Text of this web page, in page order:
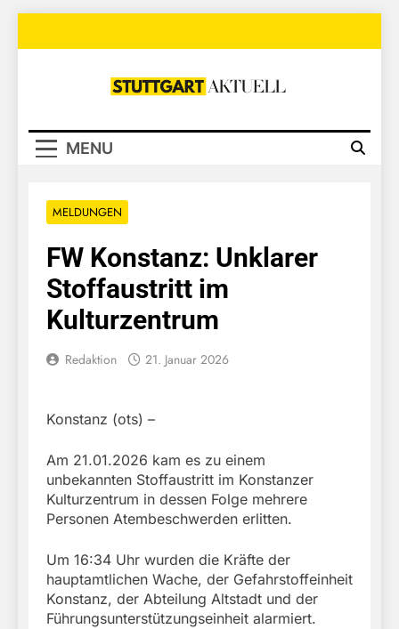
Stuttgart
MENU
MELDUNGEN
FW Konstanz: Unklarer
Stoffaustritt im
Kulturzentrum
Redaktion 21. Januar 2026
Konstanz (ots) –
Am 21.01.2026 kam es zu einem
unbekannten Stoffaustritt im Konstanzer
Kulturzentrum in dessen Folge mehrere
Personen Atembeschwerden erlitten.
Um 16:34 Uhr wurden die Kräfte der
hauptamtlichen Wache, der Gefahrstoffeinheit
Konstanz, der Abteilung Altstadt und der
Führungsunterstützungseinheit alarmiert.